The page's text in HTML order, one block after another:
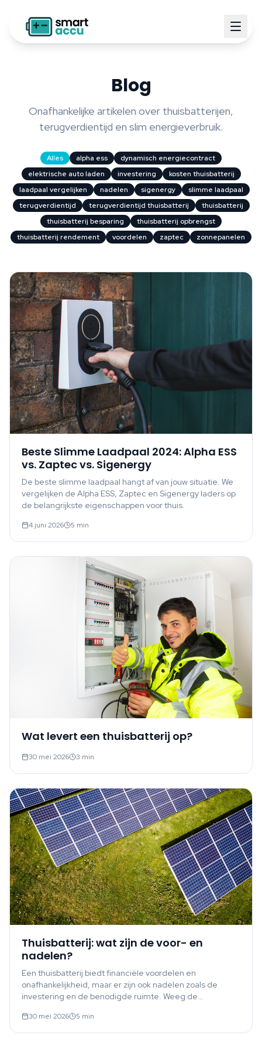
Blog
Onafhankelijke artikelen over thuisbatterijen,
terugverdientijd en slim energieverbruik.
Alles alpha ess
dynamisch energiecontract
elektrische auto laden
investering
kosten thuisbatterij
laadpaal vergelijken
nadelen sigenergy
slimme laadpaal
terugverdientijd
terugverdientijd thuisbatterij
thuisbatterij
thuisbatterij besparing
thuisbatterij opbrengst
thuisbatterij rendement
voordelen zaptec zonnepanelen
Beste Slimme Laadpaal 2024: Alpha ESS
vs. Zaptec vs. Sigenergy
De beste slimme laadpaal hangt af van jouw situatie. We
vergelijken de Alpha ESS, Zaptec en Sigenergy laders op
de belangrijkste eigenschappen voor thuis.
4 juni 2026 5 min
Wat levert een thuisbatterij op?
30 mei 2026 3 min
Thuisbatterij: wat zijn de voor- en
nadelen?
Een thuisbatterij biedt financiële voordelen en
onafhankelijkheid, maar er zijn ook nadelen zoals de
investering en de benodigde ruimte. Weeg de
30 mei 2026 5 min